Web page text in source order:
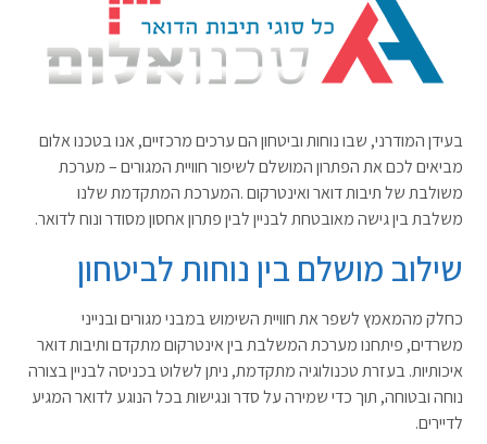
בעידן המודרני, שבו נוחות וביטחון הם ערכים מרכזיים, אנו בטכנו אלום
מביאים לכם את הפתרון המושלם לשיפור חוויית המגורים – מערכת
משולבת של תיבות דואר ואינטרקום.המערכת המתקדמת שלנו
משלבת בין גישה מאובטחת לבניין לבין פתרון אחסון מסודר ונוח לדואר.
שילוב מושלם בין נוחות לביטחון
כחלק מהמאמץ לשפר את חוויית השימוש במבני מגורים ובנייני
משרדים, פיתחנו מערכת המשלבת בין אינטרקום מתקדם ותיבות דואר
איכותיות. בעזרת טכנולוגיה מתקדמת, ניתן לשלוט בכניסה לבניין בצורה
נוחה ובטוחה, תוך כדי שמירה על סדר ונגישות בכל הנוגע לדואר המגיע
לדיירים.